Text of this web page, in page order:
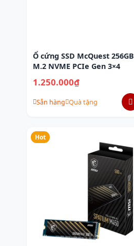
Ổ cứng SSD McQuest 256GB
M.2 NVME PCIe Gen 3×4
1.250.000₫
Sẵn hàng Quà tặng
Hot